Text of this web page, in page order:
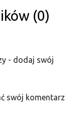
(0)
- dodaj swój
swój komentarz